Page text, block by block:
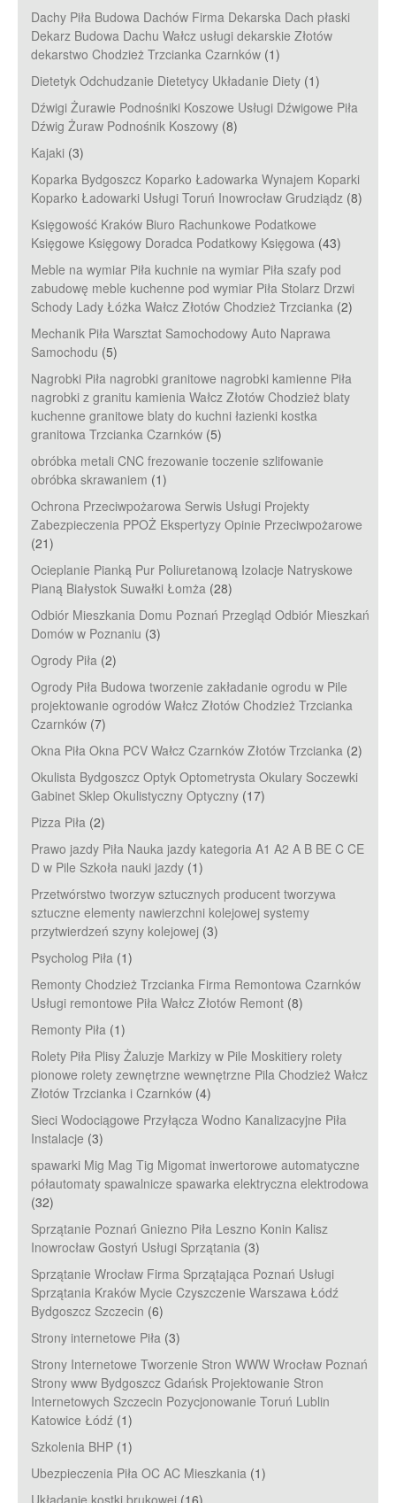
Dachy Piła Budowa Dachów Firma Dekarska Dach płaski
Dekarz Budowa Dachu Wałcz usługi dekarskie Złotów
dekarstwo Chodzież Trzcianka Czarnków (1)
Dietetyk Odchudzanie Dietetycy Układanie Diety (1)
Dźwigi Żurawie Podnośniki Koszowe Usługi Dźwigowe Piła
Dźwig Żuraw Podnośnik Koszowy (8)
Kajaki (3)
Koparka Bydgoszcz Koparko Ładowarka Wynajem Koparki
Koparko Ładowarki Usługi Toruń Inowrocław Grudziądz (8)
Księgowość Kraków Biuro Rachunkowe Podatkowe
Księgowe Księgowy Doradca Podatkowy Księgowa (43)
Meble na wymiar Piła kuchnie na wymiar Piła szafy pod
zabudowę meble kuchenne pod wymiar Piła Stolarz Drzwi
Schody Lady Łóżka Wałcz Złotów Chodzież Trzcianka (2)
Mechanik Piła Warsztat Samochodowy Auto Naprawa
Samochodu (5)
Nagrobki Piła nagrobki granitowe nagrobki kamienne Piła
nagrobki z granitu kamienia Wałcz Złotów Chodzież blaty
kuchenne granitowe blaty do kuchni łazienki kostka
granitowa Trzcianka Czarnków (5)
obróbka metali CNC frezowanie toczenie szlifowanie
obróbka skrawaniem (1)
Ochrona Przeciwpożarowa Serwis Usługi Projekty
Zabezpieczenia PPOŻ Ekspertyzy Opinie Przeciwpożarowe
(21)
Ocieplanie Pianką Pur Poliuretanową Izolacje Natryskowe
Pianą Białystok Suwałki Łomża (28)
Odbiór Mieszkania Domu Poznań Przegląd Odbiór Mieszkań
Domów w Poznaniu (3)
Ogrody Piła (2)
Ogrody Piła Budowa tworzenie zakładanie ogrodu w Pile
projektowanie ogrodów Wałcz Złotów Chodzież Trzcianka
Czarnków (7)
Okna Piła Okna PCV Wałcz Czarnków Złotów Trzcianka (2)
Okulista Bydgoszcz Optyk Optometrysta Okulary Soczewki
Gabinet Sklep Okulistyczny Optyczny (17)
Pizza Piła (2)
Prawo jazdy Piła Nauka jazdy kategoria A1 A2 A B BE C CE
D‎ w Pile Szkoła nauki jazdy (1)
Przetwórstwo tworzyw sztucznych producent tworzywa
sztuczne elementy nawierzchni kolejowej systemy
przytwierdzeń szyny kolejowej (3)
Psycholog Piła (1)
Remonty Chodzież Trzcianka Firma Remontowa Czarnków
Usługi remontowe Piła Wałcz Złotów Remont (8)
Remonty Piła (1)
Rolety Piła Plisy Żaluzje Markizy w Pile Moskitiery rolety
pionowe rolety zewnętrzne wewnętrzne Pila Chodzież Wałcz
Złotów Trzcianka i Czarnków (4)
Sieci Wodociągowe Przyłącza Wodno Kanalizacyjne Piła
Instalacje (3)
spawarki Mig Mag Tig Migomat inwertorowe automatyczne
półautomaty spawalnicze spawarka elektryczna elektrodowa
(32)
Sprzątanie Poznań Gniezno Piła Leszno Konin Kalisz
Inowrocław Gostyń Usługi Sprzątania (3)
Sprzątanie Wrocław Firma Sprzątająca Poznań Usługi
Sprzątania Kraków Mycie Czyszczenie Warszawa Łódź
Bydgoszcz Szczecin (6)
Strony internetowe Piła (3)
Strony Internetowe Tworzenie Stron WWW Wrocław Poznań
Strony www Bydgoszcz Gdańsk Projektowanie Stron
Internetowych Szczecin Pozycjonowanie Toruń Lublin
Katowice Łódź (1)
Szkolenia BHP (1)
Ubezpieczenia Piła OC AC Mieszkania (1)
Układanie kostki brukowej (16)